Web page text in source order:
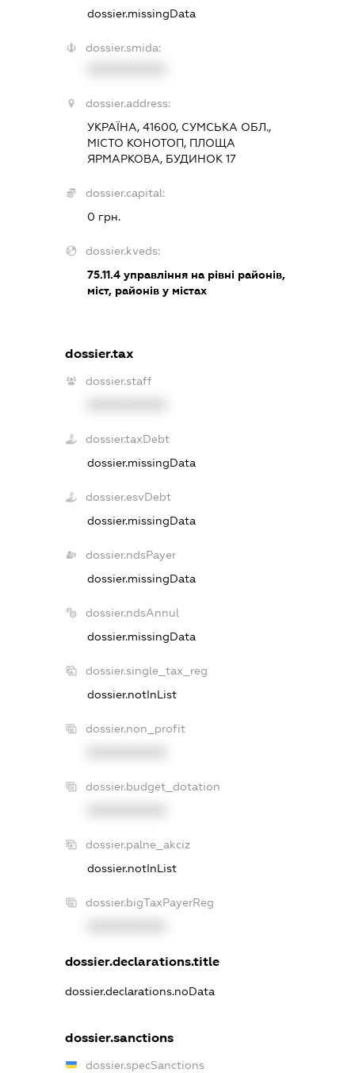
dossier.missingData
dossier.smida:
dossier.address:
УКРАЇНА, 41600, СУМСЬКА ОБЛ.,
МІСТО КОНОТОП, ПЛОЩА
ЯРМАРКОВА, БУДИНОК 17
dossier.capital:
0 грн.
dossier.kveds:
75.11.4управління на рівні районів,
міст, районів у містах
dossier.tax
dossier.staff
dossier.taxDebt
dossier.missingData
dossier.esvDebt
dossier.missingData
dossier.ndsPayer
dossier.missingData
dossier.ndsAnnul
dossier.missingData
dossier.single_tax_reg
dossier.notInList
dossier.non_profit
dossier.budget_dotation
dossier.palne_akciz
dossier.notInList
dossier.bigTaxPayerReg
dossier.declarations.title
dossier.declarations.noData
dossier.sanctions
dossier.specSanctions